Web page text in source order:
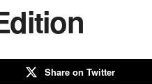
Share on Twitter